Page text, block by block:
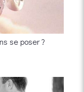
se poser ?